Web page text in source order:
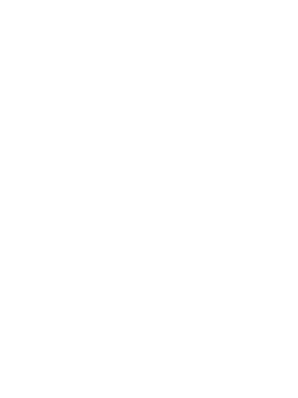
§ 34f Abs. 1 Satz 1 Nr. 1
(GewO), Verordnung
abrufbar unter